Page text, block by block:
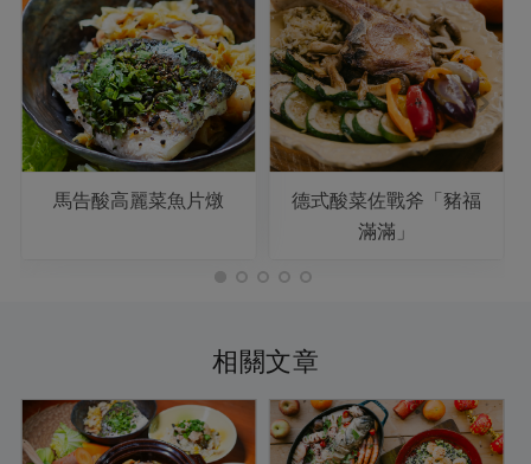
馬告酸高麗菜魚片燉
德式酸菜佐戰斧「豬福
滿滿」
相關文章